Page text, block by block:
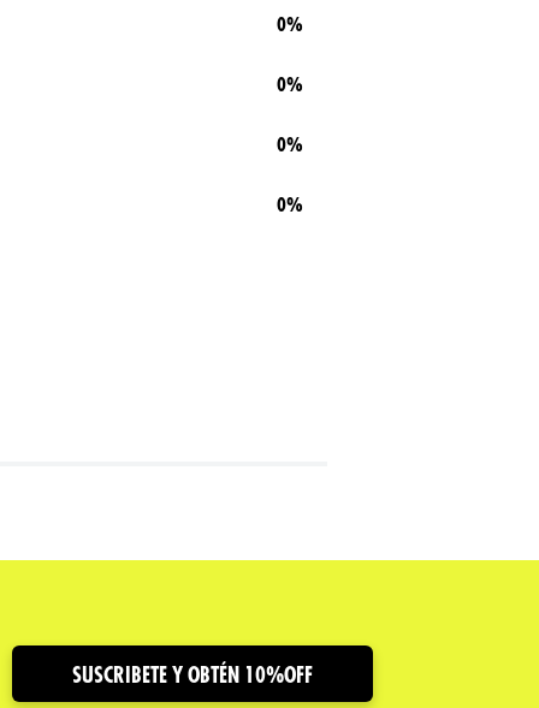
0%
0%
0%
0%
SUSCRIBETE Y OBTÉN 10%OFF